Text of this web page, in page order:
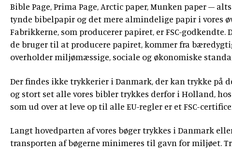
Bible Page, Prima Page, Arctic paper, Munken paper –
tynde bibelpapir og det mere almindelige papir i vores
Fabrikkerne, som producerer papiret, er FSC-godkendte.
de bruger til at producere papiret, kommer fra
overholder miljømæssige, sociale og økonomiske
Der findes ikke trykkerier i Danmark, der kan trykke på
og stort set alle vores bibler trykkes derfor i Holland, hos
som ud over at leve op til alle EU-regler er et FSC-
Langt hovedparten af vores bøger trykkes i Danmark
transporten af bøgerne minimeres til gavn for miljøet.